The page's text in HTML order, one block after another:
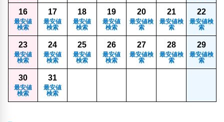
16
最安値
検索
17
最安値
検索
18
最安値
検索
19
最安値
検索
20
最安値検
索
21
最安値検
索
22
最安値検
索
23
最安値
検索
24
最安値
検索
25
最安値
検索
26
最安値
検索
27
最安値検
索
28
最安値検
索
29
最安値検
索
30
最安値
検索
31
最安値
検索